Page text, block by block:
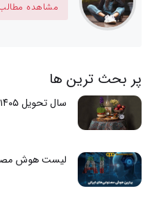
مشاهده
پر بحث ترین ها
سال تحویل ۱۴۰۵ چندم رمضانه
لیست هوش